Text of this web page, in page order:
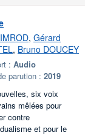
,Gérard
, Bruno DOUCEY
:Audio
parution :2019
six voix
mêlées pour
contre
et pour le